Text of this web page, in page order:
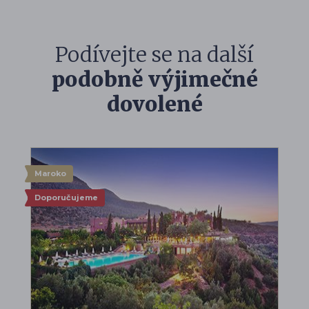
Podívejte se na další
podobně výjimečné
dovolené
Maroko
Doporučujeme